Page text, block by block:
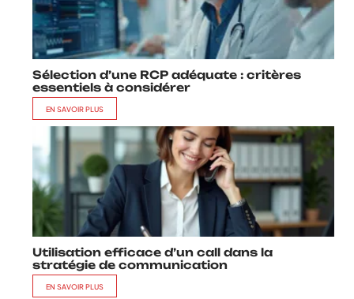
Sélection d’une RCP adéquate : critères
essentiels à considérer
EN SAVOIR PLUS
Utilisation efficace d’un call dans la
stratégie de communication
EN SAVOIR PLUS